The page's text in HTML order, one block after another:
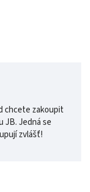
chcete zakoupit
JB. Jedná se
zvlášť!